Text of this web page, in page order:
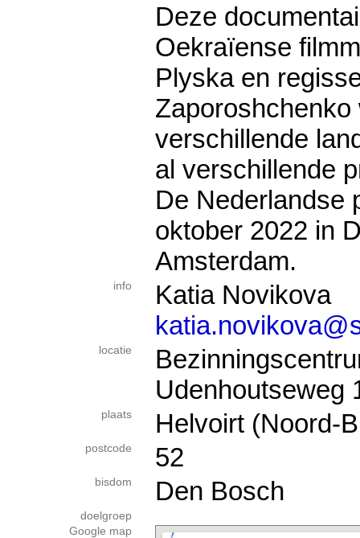
Deze
Oekraïense
Plyska en
Zaporoshchenko
verschillende
al verschillende
De Nederlandse
oktober 2022 in
Amsterdam.
info
Katia Novikova
locatie
Udenhoutseweg
plaats Helvoirt (Noord-
postcode 52
bisdom Den Bosch
doelgroep
Google map